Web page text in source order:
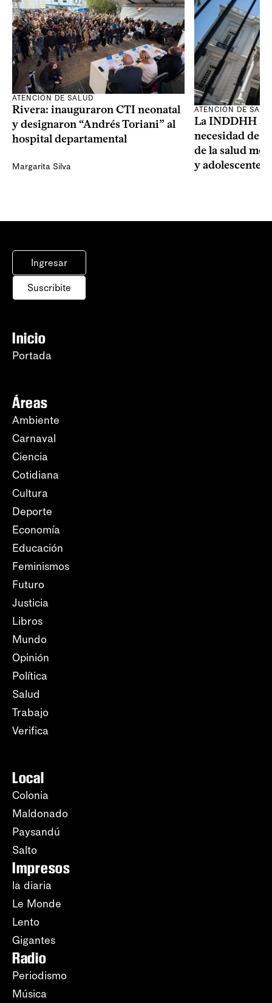
ATENCIÓN DE SALUD
Rivera: inauguraron CTI neonatal
y designaron “Andrés Toriani” al
hospital departamental
Margarita Silva
ATENCIÓN DE
La INDDHH
necesidad de
de la salud
y adolescentes
Ingresar
Suscribite
Inicio
Portada
Áreas
Ambiente
Carnaval
Ciencia
Cotidiana
Cultura
Deporte
Economía
Educación
Feminismos
Futuro
Justicia
Libros
Mundo
Opinión
Política
Salud
Trabajo
Verifica
Local
Colonia
Maldonado
Paysandú
Salto
Impresos
la diaria
Le Monde
Lento
Gigantes
Radio
Periodismo
Música